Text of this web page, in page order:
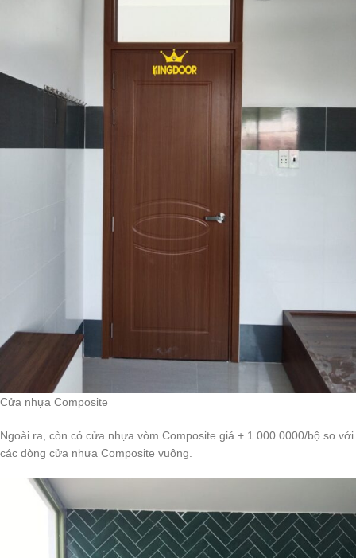
Cửa nhựa Composite
Ngoài ra, còn có cửa nhựa vòm Composite giá + 1.000.0000/bộ so với
các dòng cửa nhựa Composite vuông.